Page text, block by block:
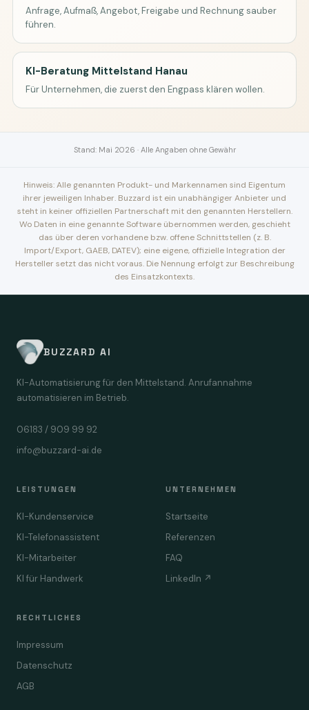
Anfrage, Aufmaß, Angebot, Freigabe und Rechnung sauber
führen.
KI-Beratung Mittelstand Hanau
Für Unternehmen, die zuerst den Engpass klären wollen.
Stand: Mai 2026 · Alle Angaben ohne Gewähr
Hinweis: Alle genannten Produkt- und Markennamen sind Eigentum
ihrer jeweiligen Inhaber. Buzzard ist ein unabhängiger Anbieter und
steht in keiner offiziellen Partnerschaft mit den genannten Herstellern.
Wo Daten in eine genannte Software übernommen werden, geschieht
das über deren vorhandene bzw. offene Schnittstellen (z. B.
Import/Export, GAEB, DATEV); eine eigene, offizielle Integration der
Hersteller setzt das nicht voraus. Die Nennung erfolgt zur Beschreibung
des Einsatzkontexts.
BUZZARD AI
KI-Automatisierung für den Mittelstand. Anrufannahme
automatisieren im Betrieb.
06183 / 909 99 92
info@buzzard-ai.de
LEISTUNGEN
KI-Kundenservice
KI-Telefonassistent
KI-Mitarbeiter
KI für Handwerk
UNTERNEHMEN
Startseite
Referenzen
FAQ
LinkedIn ↗
RECHTLICHES
Impressum
Datenschutz
AGB